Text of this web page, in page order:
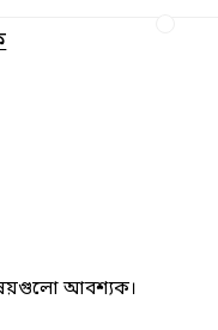
আবশ্যক।